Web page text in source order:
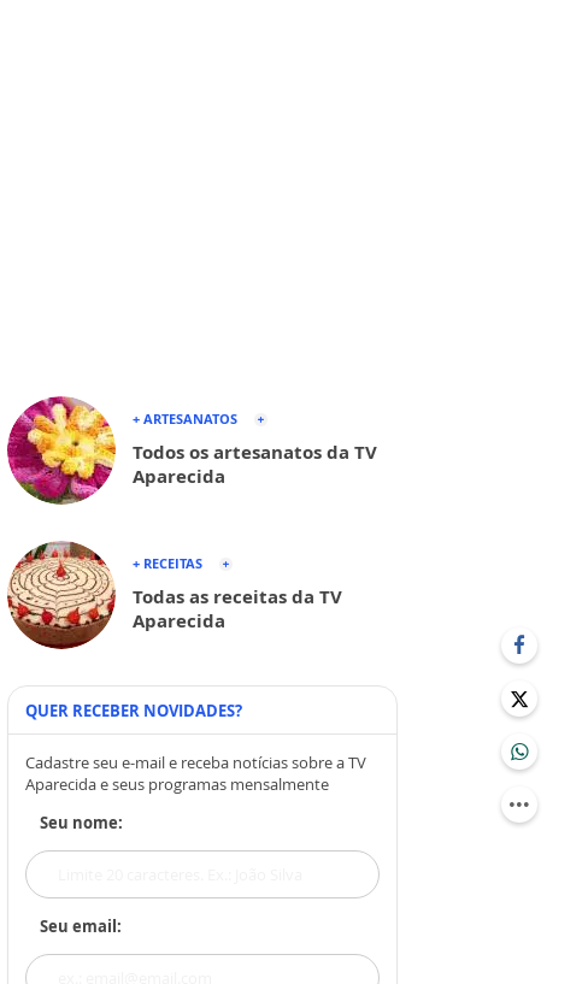
+ ARTESANATOS
Todos os artesanatos da TV
Aparecida
+ RECEITAS
Todas as receitas da TV
Aparecida
QUER RECEBER NOVIDADES?
Cadastre seu e-mail e receba notícias sobre a TV
Aparecida e seus programas mensalmente
Seu nome:
Seu email: